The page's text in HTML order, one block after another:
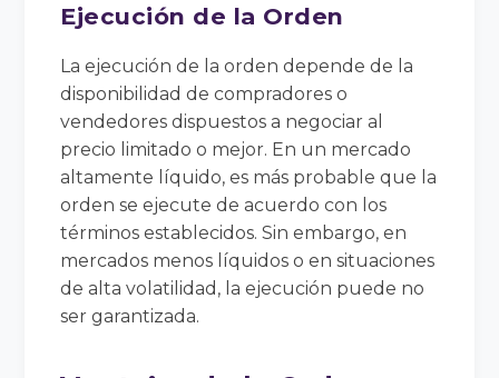
Ejecución de la Orden
La ejecución de la orden depende de la
disponibilidad de compradores o
vendedores dispuestos a negociar al
precio limitado o mejor. En un mercado
altamente líquido, es más probable que la
orden se ejecute de acuerdo con los
términos establecidos. Sin embargo, en
mercados menos líquidos o en situaciones
de alta volatilidad, la ejecución puede no
ser garantizada.